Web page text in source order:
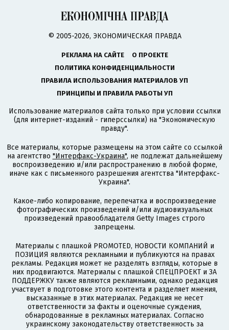
© 2005-2026, ЭКОНОМИЧЕСКАЯ ПРАВДА
РЕКЛАМА НА САЙТЕ
О ПРОЕКТЕ
ПОЛИТИКА КОНФИДЕНЦИАЛЬНОСТИ
ПРАВИЛА ИСПОЛЬЗОВАНИЯ МАТЕРИАЛОВ УП
ПРИНЦИПЫ И ПРАВИЛА РАБОТЫ УП
Использование материалов сайта только при условии ссылки
(для интернет-изданий - гиперссылки) на "Экономическую
правду".
Все материалы, которые размещены на этом сайте со ссылкой
на агентство "Интерфакс-Украина", не подлежат дальнейшему
воспроизведению и/или распространению в любой форме,
иначе как с письменного разрешения агентства "Интерфакс-
Украина".
Какое-либо копирование, перепечатка и воспроизведение
фотографических произведений и/или аудиовизуальных
произведений правообладателя Getty Images строго
запрещены.
Материалы с плашкой PROMOTED, НОВОСТИ КОМПАНИЙ и
ПОЗИЦИЯ являются рекламными и публикуются на правах
рекламы. Редакция может не разделять взгляды, которые в
них продвигаются. Материалы с плашкой СПЕЦПРОЕКТ и ЗА
ПОДДЕРЖКУ также являются рекламными, однако редакция
участвует в подготовке этого контента и разделяет мнения,
высказанные в этих материалах. Редакция не несет
ответственности за факты и оценочные суждения,
обнародованные в рекламных материалах. Согласно
украинскому законодательству ответственность за